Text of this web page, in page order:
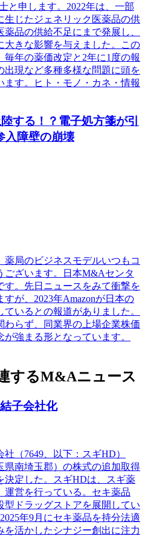
と申します。2022年は、一部
生じたジェネリック医薬品の供
品の供給不足にまで発展し、
大きな影響を与えました。この
年の薬価改定と2年に1度の報
現など多種多様な問題に頭を
す。ヒト・モノ・カネ・情報
する！？電子処方箋が引
入障壁の崩壊
局のビジネスモデルいつもコ
ございます。日本M&Aセンタ
す。先日ニュースをみて衝撃を
が、2023年Amazonが日本の
いるとの報道がありました。
らず、同業界の上場企業株価
強まる形となっています。
するM&Aニュース
子会社化
（7649、以下：スギHD）
県南埼玉郡）の株式の追加取得
決定した。スギHDは、スギ薬
運営を行っている。セキ薬品
型ドラッグストアを展開してい
年9月にセキ薬品を持分法適
を活かしたシナジー創出に注力